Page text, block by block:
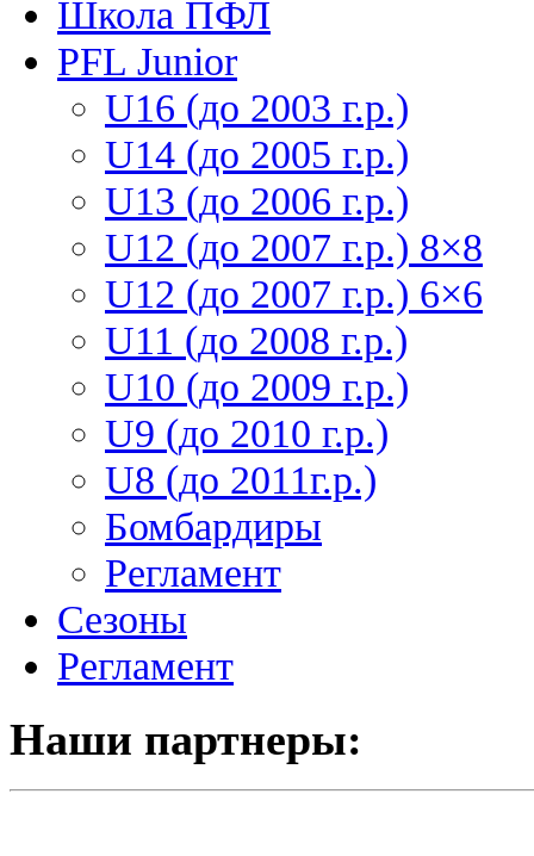
Школа ПФЛ
PFL Junior
U16 (до 2003 г.р.)
U14 (до 2005 г.р.)
U13 (до 2006 г.р.)
U12 (до 2007 г.р.) 8×8
U12 (до 2007 г.р.) 6×6
U11 (до 2008 г.р.)
U10 (до 2009 г.р.)
U9 (до 2010 г.р.)
U8 (до 2011г.р.)
Бомбардиры
Регламент
Сезоны
Регламент
Наши партнеры: